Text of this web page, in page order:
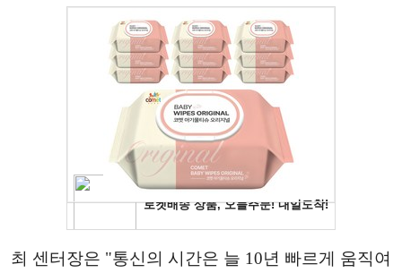
최 센터장은 "통신의 시간은 늘 10년 빠르게 움직여